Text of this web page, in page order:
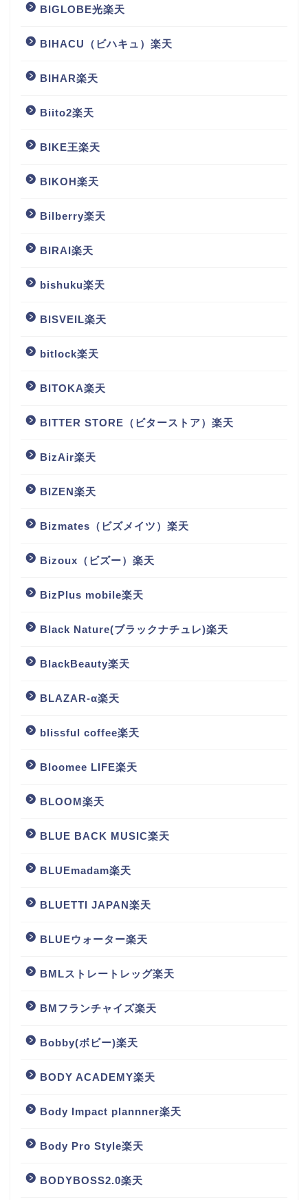
BIGLOBE光楽天
BIHACU（ビハキュ）楽天
BIHAR楽天
Biito2楽天
BIKE王楽天
BIKOH楽天
Bilberry楽天
BIRAI楽天
bishuku楽天
BISVEIL楽天
bitlock楽天
BITOKA楽天
BITTER STORE（ビターストア）楽天
BizAir楽天
BIZEN楽天
Bizmates（ビズメイツ）楽天
Bizoux（ビズー）楽天
BizPlus mobile楽天
Black Nature(ブラックナチュレ)楽天
BlackBeauty楽天
BLAZAR-α楽天
blissful coffee楽天
Bloomee LIFE楽天
BLOOM楽天
BLUE BACK MUSIC楽天
BLUEmadam楽天
BLUETTI JAPAN楽天
BLUEウォーター楽天
BMLストレートレッグ楽天
BMフランチャイズ楽天
Bobby(ボビー)楽天
BODY ACADEMY楽天
Body Impact plannner楽天
Body Pro Style楽天
BODYBOSS2.0楽天